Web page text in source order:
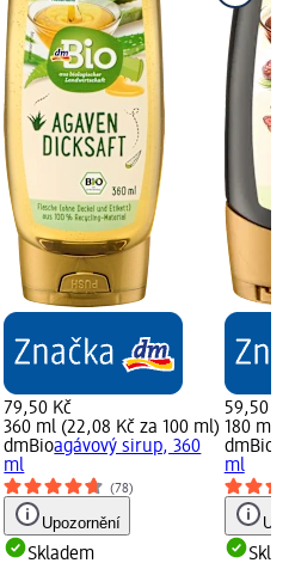
79,50 Kč
360 ml (22,08 Kč za 100 ml)
dmBioagávový sirup, 360
ml
(78)
Upozornění
Skladem
59,50 Kč
180 ml
dmBio
ml